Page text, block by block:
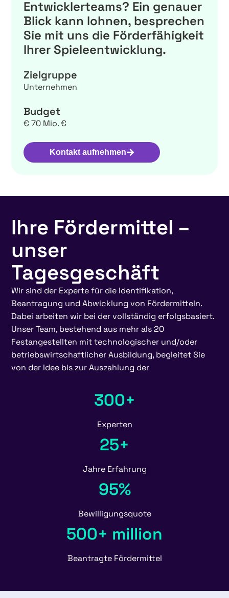
Entwicklerteams? Ein genauer
Blick kann lohnen, besprechen
Sie mit uns die Förderfähigkeit
Ihrer Spieleentwicklung.
Zielgruppe
Unternehmen
Budget
€ 70 Mio. €
Kontakt aufnehmen
Ihre Fördermittel –
unser
Tagesgeschäft
Wir sind der Experte für die Identifikation,
Beantragung und Abwicklung von Fördermitteln.
Dabei arbeiten wir bei der vollständig erfolgsbasiert.
Unser Team, bestehend aus mehr als 20
Festangestellten mit technologischer und/oder
betriebswirtschaftlicher Ausbildung, begleitet Sie
von der Idee bis zur Auszahlung der
300+
Experten
25+
Jahre Erfahrung
95%
Bewilligungsquote
500+ million
Beantragte Fördermittel